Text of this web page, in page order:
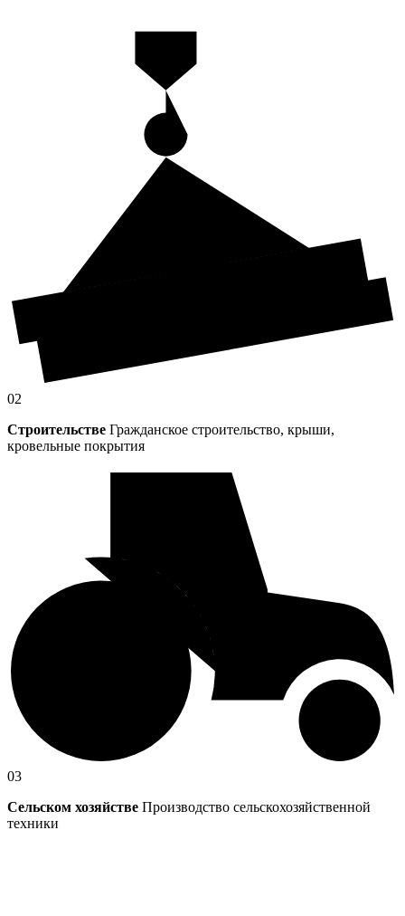
02
Строительстве Гражданское строительство, крыши,
кровельные покрытия
03
Сельском хозяйстве Производство сельскохозяйственной
техники